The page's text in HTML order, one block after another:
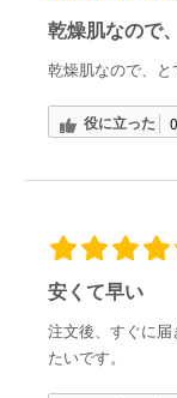
乾燥肌なので
乾燥肌なので、と
役に立った 0
安くて早い
注文後、すぐに
たいです。